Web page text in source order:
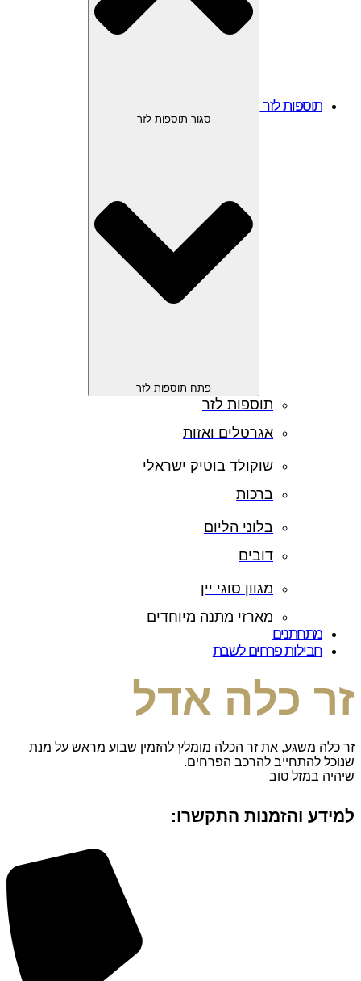
תוספות לזר
סגור תוספות לזר
פתח תוספות לזר
תוספות לזר
אגרטלים ואזות
שוקולד בוטיק ישראלי
ברכות
בלוני הליום
דובים
מגוון סוגי יין
מארזי מתנה מיוחדים
מתחתנים
חבילות פרחים לשבת
זר כלה אדל
זר כלה משגע, את זר הכלה מומלץ להזמין שבוע מראש על מנת
שנוכל להתחייב להרכב הפרחים.
שיהיה במזל טוב
למידע והזמנות התקשרו: